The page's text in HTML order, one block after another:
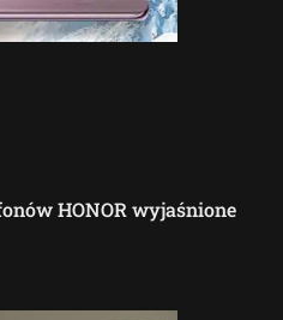
HONOR wyjaśnione